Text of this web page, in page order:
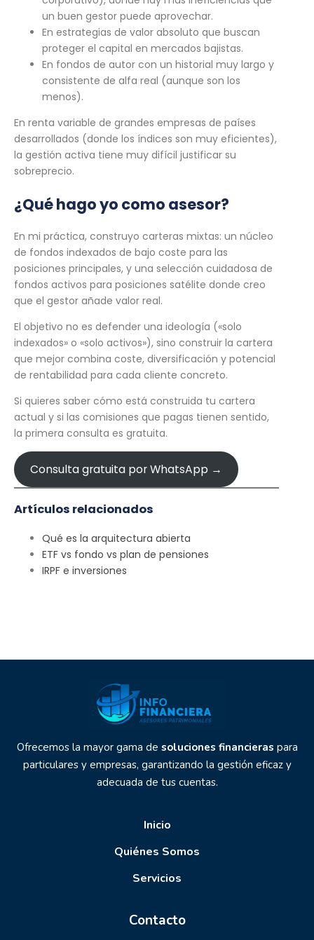
un buen gestor puede aprovechar.
En estrategias de valor absoluto que buscan
proteger el capital en mercados bajistas.
En fondos de autor con un historial muy largo y
consistente de alfa real (aunque son los
menos).
En renta variable de grandes empresas de países
desarrollados (donde los índices son muy eficientes),
la gestión activa tiene muy difícil justificar su
sobreprecio.
¿Qué hago yo como asesor?
En mi práctica, construyo carteras mixtas: un núcleo
de fondos indexados de bajo coste para las
posiciones principales, y una selección cuidadosa de
fondos activos para posiciones satélite donde creo
que el gestor añade valor real.
El objetivo no es defender una ideología («solo
indexados» o «solo activos»), sino construir la cartera
que mejor combina coste, diversificación y potencial
de rentabilidad para cada cliente concreto.
Si quieres saber cómo está construida tu cartera
actual y si las comisiones que pagas tienen sentido,
la primera consulta es gratuita.
Consulta gratuita por WhatsApp →
Artículos relacionados
Qué es la arquitectura abierta
ETF vs fondo vs plan de pensiones
IRPF e inversiones
Ofrecemos la mayor gama de soluciones financieras para
particulares y empresas, garantizando la gestión eficaz y
adecuada de tus cuentas.
Inicio
Quiénes Somos
Servicios
Contacto